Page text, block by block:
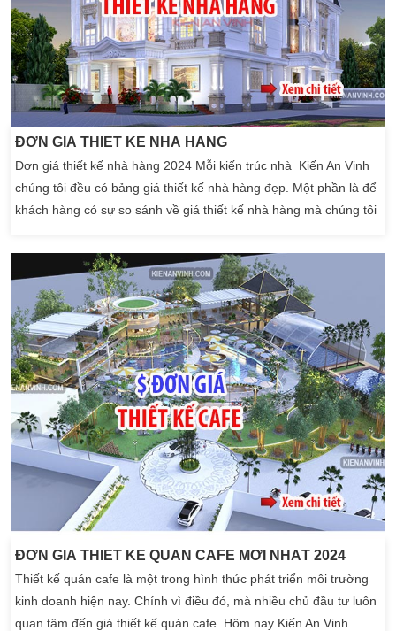
ĐƠN GIÁ THIẾT KẾ NHÀ HÀNG
Đơn giá thiết kế nhà hàng 2024 Mỗi kiến trúc nhà Kiến An Vinh
chúng tôi đều có bảng giá thiết kế nhà hàng đẹp. Một phần là để
khách hàng có sự so sánh về giá thiết kế nhà hàng mà chúng tôi
chuyên nghiệp. Kiến An Vinh sở hữu 10 năm kinh nghiệm trong
ngành thiết kế […]
ĐƠN GIÁ THIẾT KẾ QUÁN CAFE MỚI NHẤT 2024
Thiết kế quán cafe là một trong hình thức phát triển môi trường
kinh doanh hiện nay. Chính vì điều đó, mà nhiều chủ đầu tư luôn
quan tâm đến giá thiết kế quán cafe. Hôm nay Kiến An Vinh